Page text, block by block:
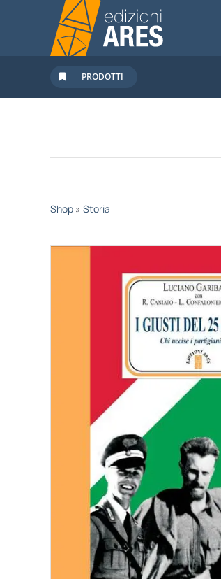
contenuto
PRODOTTI
Shop» Storia